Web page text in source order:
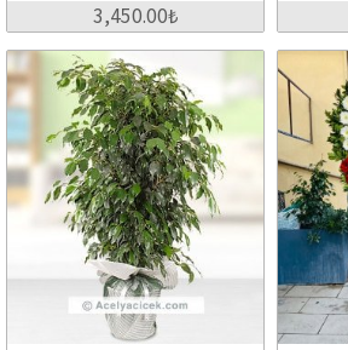
3,450.00₺